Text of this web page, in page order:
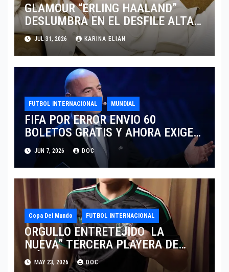
GLAMOUR “ERLING HAALAND”
DESLUMBRA EN EL DESFILE ALTA
SARTORIA DE DOLCE & GABBANA
TRAS EL MUNDIAL 2026
JUL 31, 2026 KARINA ELIAN
FUTBOL INTERNACIONAL MUNDIAL
FIFA POR ERROR ENVIO 60
BOLETOS GRATIS Y AHORA EXIGE
COBRO.
JUN 7, 2026 DOC
Copa Del Mundo FUTBOL INTERNACIONAL
ORGULLO ENTRETEJIDO LA
NUEVA” TERCERA PLAYERA DE
MÉXICO” INGRESA AL ARCHIVO
MAY 23, 2026 DOC